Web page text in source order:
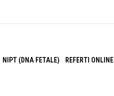
NIPT (DNA FETALE) REFERTI ONLINE